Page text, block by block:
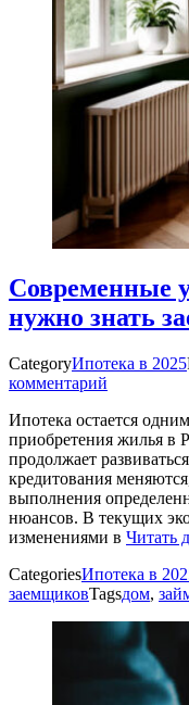
Современные
нужно знать
CategoryИпотека в 2025
комментарий
Ипотека остается
приобретения жилья в
продолжает
кредитования
выполнения
нюансов. В текущих
изменениями в Читать
CategoriesИпотека в
заемщиковTagsдом,